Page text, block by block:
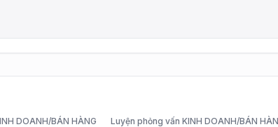
DOANH/BÁN HÀNG Luyện phỏng vấn KINH DOANH/BÁN